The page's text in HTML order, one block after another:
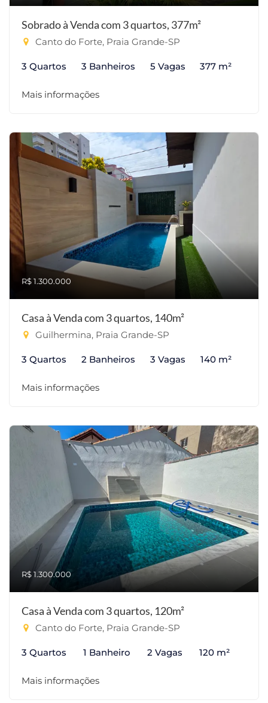
Sobrado à Venda com 3 quartos, 377m²
Canto do Forte, Praia Grande-SP
3 Quartos 3 Banheiros 5 Vagas 377 m²
Mais informações
R$ 1.300.000
Casa à Venda com 3 quartos, 140m²
Guilhermina, Praia Grande-SP
3 Quartos 2 Banheiros 3 Vagas 140 m²
Mais informações
R$ 1.300.000
Casa à Venda com 3 quartos, 120m²
Canto do Forte, Praia Grande-SP
3 Quartos 1 Banheiro 2 Vagas 120 m²
Mais informações